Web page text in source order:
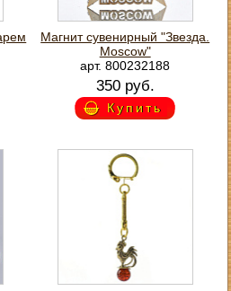
Магнит сувенирный "Звезда.
Moscow"
арт. 800232188
350 руб.
Купить